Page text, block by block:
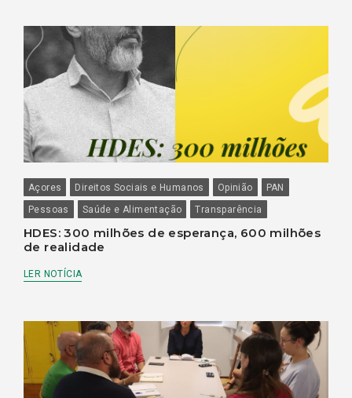
Açores Direitos Sociais e Humanos Opinião
PAN
Pessoas
Saúde e Alimentação Transparência
HDES: 300 milhões de esperança, 600 milhões
de realidade
LER NOTÍCIA